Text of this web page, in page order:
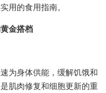
用的食用指南。
金搭档
为身体供能，缓解饥饿和
肌肉修复和细胞更新的重